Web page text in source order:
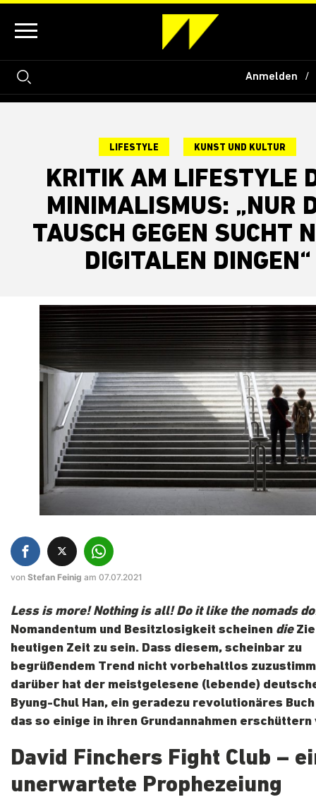
Anmelden
LIFESTYLE KUNST UND KULTUR
KRITIK AM LIFESTYLE
MINIMALISMUS: „NUR
TAUSCH GEGEN SUCHT
DIGITALEN DINGEN“
von Stefan Feinig am 07.07.2021
Less is more! Nothing is all! Do it like the nomads
Nomandentum und Besitzlosigkeit scheinen die
heutigen Zeit zu sein. Dass diesem, scheinbar zu
begrüßendem Trend nicht vorbehaltlos
darüber hat der meistgelesene (lebende)
Byung-Chul Han, ein geradezu revolutionäres
das so einige in ihren Grundannahmen erschüttern
David Finchers Fight Club –
unerwartete Prophezeiung